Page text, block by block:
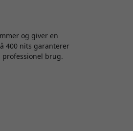
og giver en
400 nits garanterer
professionel brug.